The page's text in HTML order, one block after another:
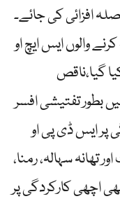
افزائی کی جائے۔
والوں ایس ایچ او
گیا،ناقص
بطور تفتیشی افسر
پر ایس ڈی پی او
تھانہ سہالہ، رمنا،
اچھی کارکردگی پر